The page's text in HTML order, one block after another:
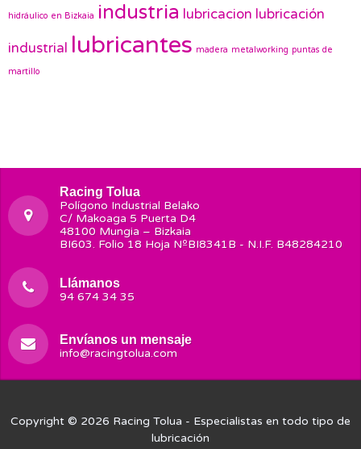
hidráulico en Bizkaia industria lubricacion lubricación
industrial lubricantes madera metalworking puntas de
martillo
Racing Tolua
Polígono Industrial Belako
C/ Makoaga 5 Puerta D4
48100 Mungia – Bizkaia
BI603. Folio 18 Hoja NºBI8341B - N.I.F. B48284210
Llámanos
94 674 34 35
Envíanos un mensaje
info@racingtolua.com
Copyright © 2026 Racing Tolua - Especialistas en todo tipo de
lubricación